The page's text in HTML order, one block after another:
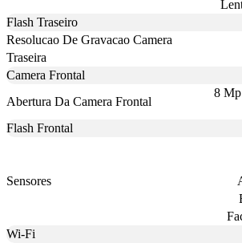
Flash Traseiro
Resolucao De Gravacao Camera
Traseira
Camera Frontal
Abertura Da Camera Frontal
8 Mp
Flash Frontal
Sensores
Wi-Fi